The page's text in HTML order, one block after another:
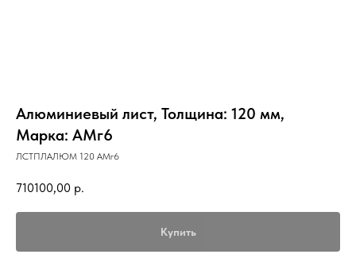
Алюминиевый лист, Толщина: 120 мм,
Марка: АМг6
ЛСТПЛАЛЮМ 120 АМг6
710100,00 р.
Купить